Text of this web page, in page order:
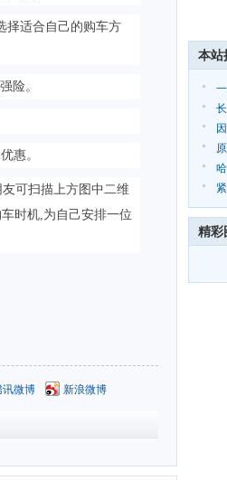
择适合自己的购车方
险。
惠。
可扫描上方图中二维
时机,为自己安排一位
讯微博 新浪微博
本站
精彩